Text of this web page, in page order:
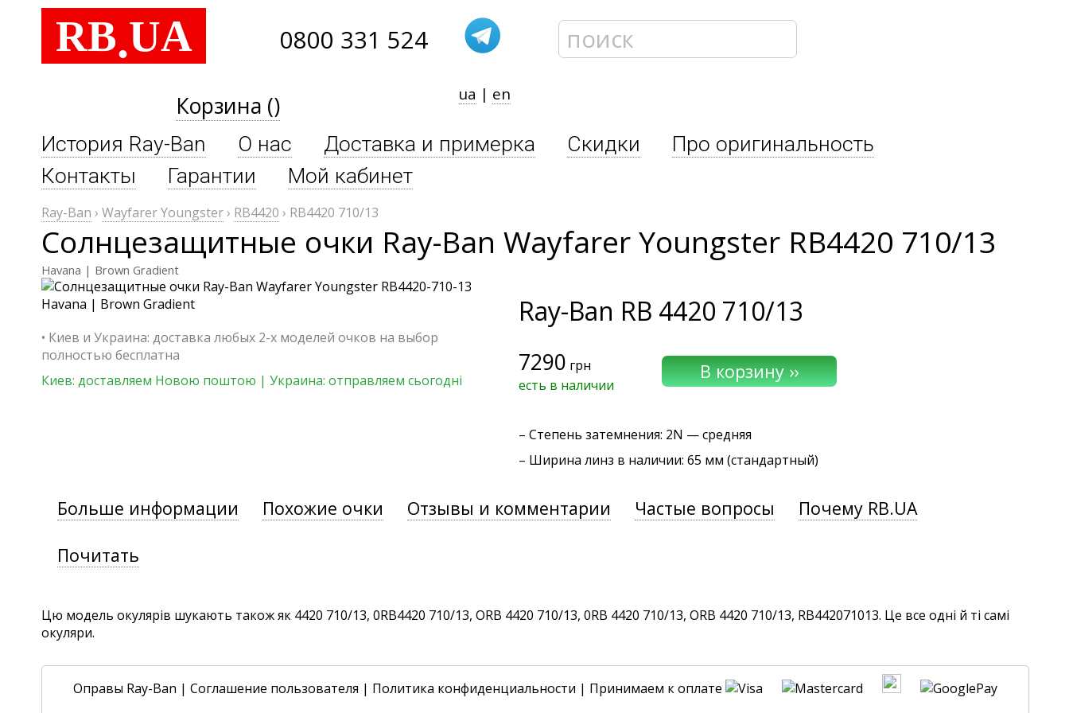
RB.UA 0800 331 524
Корзина () ua | en
История Ray-Ban О нас Доставка и примерка Скидки
Про оригинальность
Контакты
Гарантии Мой кабинет
Ray-Ban › Wayfarer Youngster› RB4420 › RB4420 710/13
Солнцезащитные очки Ray-Ban Wayfarer Youngster RB4420 710/13
Havana | Brown Gradient
• Киев и Украина: доставка любых 2-х моделей очков на выбор
полностью бесплатна
Киев: доставляем Новою поштою | Украина: отправляем сьогодні
Ray-Ban RB 4420 710/13
7290 грн
есть в наличии
– Степень затемнения: 2N — средняя
– Ширина линз в наличии: 65 мм (стандартный)
Больше информации Похожие очки Отзывы и комментарии Частые вопросы Почему RB.UA
Почитать
Цю модель окулярів шукають також як 4420 710/13, 0RB4420 710/13, ORB 4420 710/13, 0RB 4420 710/13, ORB 4420 710/13, RB442071013. Це все одні й ті самі
окуляри.
Оправы Ray-Ban | Соглашение пользователя | Политика конфиденциальности | Принимаем к оплате